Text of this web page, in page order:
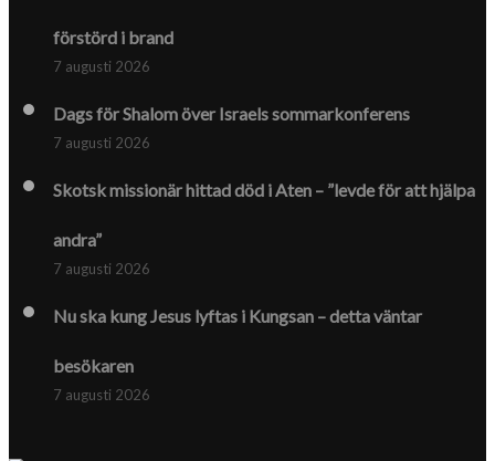
förstörd i brand
7 augusti 2026
Dags för Shalom över Israels sommarkonferens
7 augusti 2026
Skotsk missionär hittad död i Aten – ”levde för att hjälpa
andra”
7 augusti 2026
Nu ska kung Jesus lyftas i Kungsan – detta väntar
besökaren
7 augusti 2026